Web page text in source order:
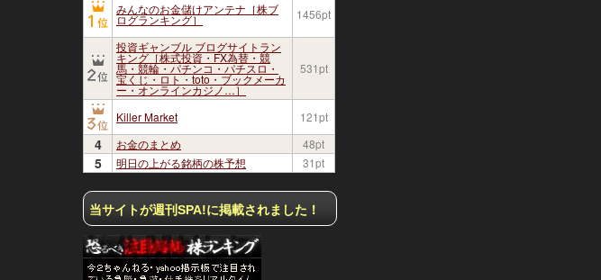
みんなのお金儲けアンテナ［株ブ
ログランキング］ 1456pt
投資ギャンブル ブログサイトラン
キング［株式投資・FX為替・競
馬・競輪・パチンコ・パチスロ・
宝くじ・ロト・toto・ブックメーカ
ー・オンラインカジノ…］
531pt
Killer Market 121pt
4 お金のまとめ 48pt
5 明日の上がる銘柄の株予想 31pt
当サイトが週刊SPA!に掲載されました！